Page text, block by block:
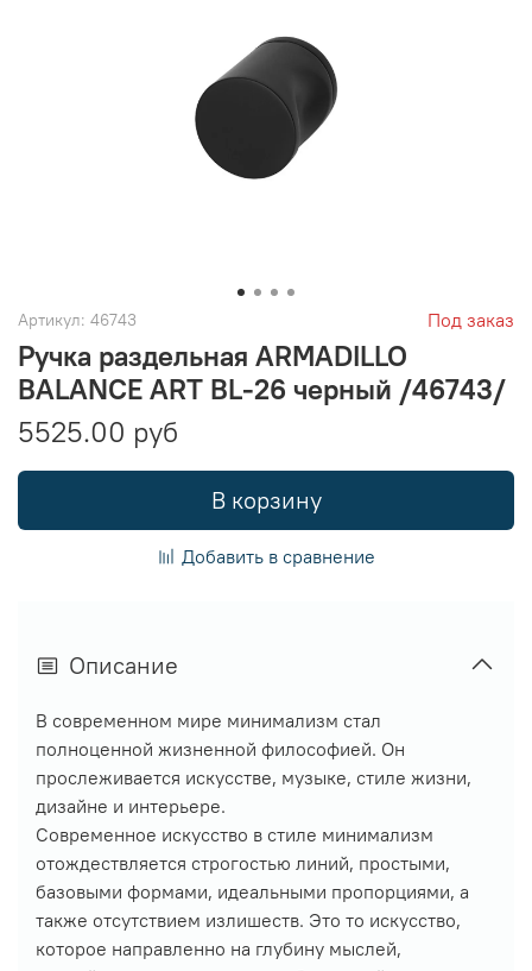
Артикул: 46743 Под заказ
Ручка раздельная ARMADILLO
BALANCE ART BL-26 черный /46743/
5525.00 руб
В корзину
Добавить в сравнение
Описание
В современном мире минимализм стал
полноценной жизненной философией. Он
прослеживается искусстве, музыке, стиле жизни,
дизайне и интерьере.
Современное искусство в стиле минимализм
отождествляется строгостью линий, простыми,
базовыми формами, идеальными пропорциями, а
также отсутствием излишеств. Это то искусство,
которое направленно на глубину мыслей,